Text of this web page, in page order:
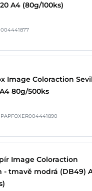
A4 (80g/100ks)
Image Coloraction
80g/500ks
Image Coloraction
- tmavě modrá (DB49)